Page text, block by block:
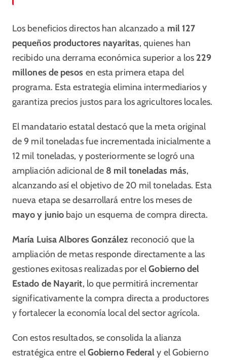
Los beneficios directos han alcanzado a mil 127
pequeños productores nayaritas, quienes han
recibido una derrama económica superior a los 229
millones de pesos en esta primera etapa del
programa. Esta estrategia elimina intermediarios y
garantiza precios justos para los agricultores locales.
El mandatario estatal destacó que la meta original
de 9 mil toneladas fue incrementada inicialmente a
12 mil toneladas, y posteriormente se logró una
ampliación adicional de 8 mil toneladas más,
alcanzando así el objetivo de 20 mil toneladas. Esta
nueva etapa se desarrollará entre los meses de
mayo y junio bajo un esquema de compra directa.
María Luisa Albores González reconoció que la
ampliación de metas responde directamente a las
gestiones exitosas realizadas por elGobierno del
Estado de Nayarit, lo que permitirá incrementar
significativamente la compra directa a productores
y fortalecer la economía local del sector agrícola.
Con estos resultados, se consolida la alianza
estratégica entre elGobierno Federaly el Gobierno